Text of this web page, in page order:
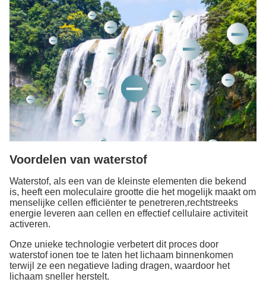
Voordelen van waterstof
Waterstof, als een van de kleinste elementen die bekend
is, heeft een moleculaire grootte die het mogelijk maakt om
menselijke cellen efficiënter te penetreren,rechtstreeks
energie leveren aan cellen en effectief cellulaire activiteit
activeren.
Onze unieke technologie verbetert dit proces door
waterstof ionen toe te laten het lichaam binnenkomen
terwijl ze een negatieve lading dragen, waardoor het
lichaam sneller herstelt.